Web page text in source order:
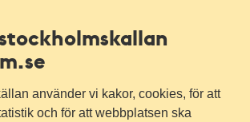
använder vi kakor, cookies, för att
och för att webbplatsen ska